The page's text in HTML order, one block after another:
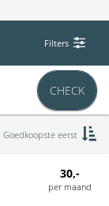
Filters
CHECK
Goedkoopste eerst
30,-
per maand